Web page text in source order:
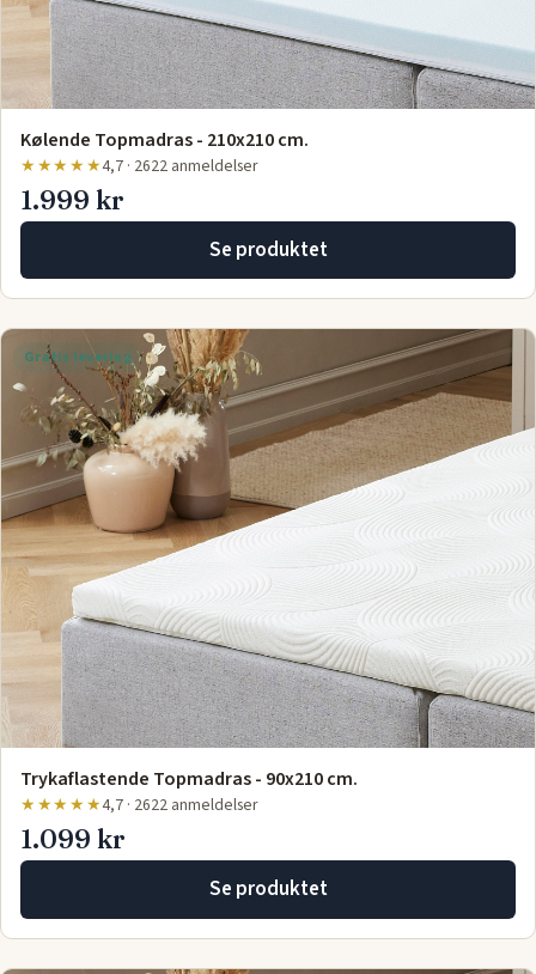
Kølende Topmadras - 210x210 cm.
★★★★★4,7 · 2622 anmeldelser
1.999 kr
Se produktet
Gratis levering
Trykaflastende Topmadras - 90x210 cm.
★★★★★4,7 · 2622 anmeldelser
1.099 kr
Se produktet